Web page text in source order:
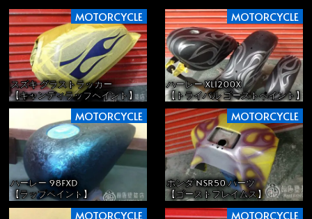
MOTORCYCLE
スズキ グラストラッカー
【キャンディラップペイント】
MOTORCYCLE
ハーレー XL1200X
【トライバル ゴーストペイント】
MOTORCYCLE
ハーレー 98FXD
【ラップペイント】
MOTORCYCLE
ホンダ NSR50 パーツ
【ゴーストフレイムス】
MOTORCYCLE MOTORCYCLE